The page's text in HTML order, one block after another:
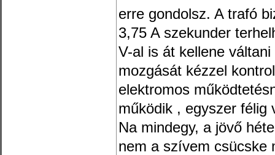
erre gondolsz. A trafó
3,75 A szekunder
V-al is át kellene
mozgását kézzel
elektromos
működik , egyszer félig
Na mindegy, a jövő
nem a szívem csücske